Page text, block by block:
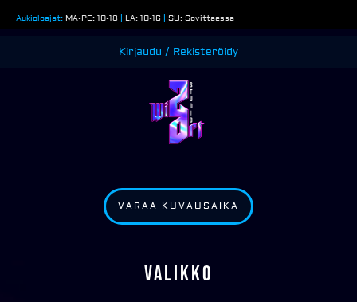
sisältöön
Aukioloajat: MA-PE: 10-18 | LA: 10-16 | SU: Sovittaessa
Kirjaudu / Rekisteröidy
VARAA KUVAUSAIKA
VALIKKO